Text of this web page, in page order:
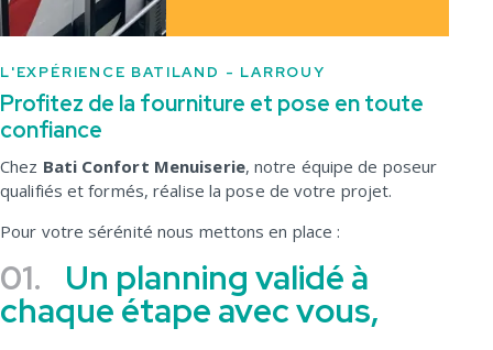
L'EXPÉRIENCE BATILAND - LARROUY
Profitez de la fourniture et pose en toute
confiance
Chez Bati Confort Menuiserie, notre équipe de poseur
qualifiés et formés, réalise la pose de votre projet.
Pour votre sérénité nous mettons en place :
01. Un planning validé à
chaque étape avec vous,